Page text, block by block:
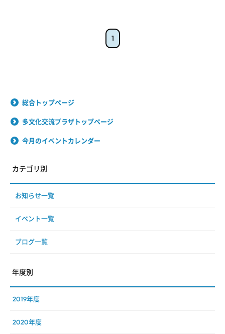
1
総合トップページ
多文化交流プラザトップページ
今月のイベントカレンダー
カテゴリ別
お知らせ一覧
イベント一覧
ブログ一覧
年度別
2019年度
2020年度